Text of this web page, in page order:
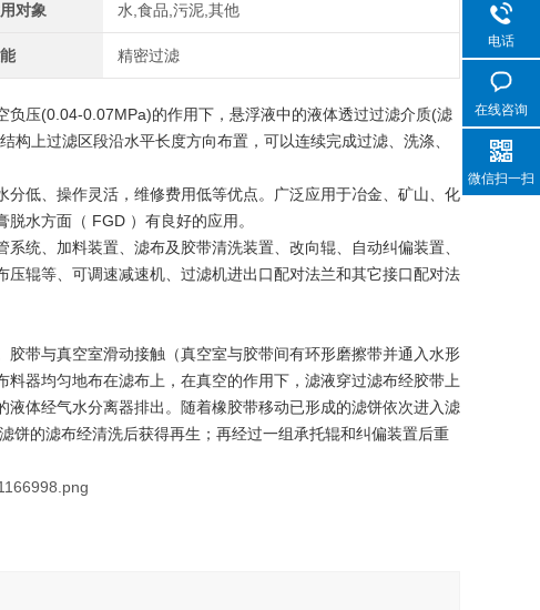
对象 水,食品,污泥,其他
精密过滤
压(0.04-0.07MPa)的作用下，悬浮液中的液体透过过滤介质(滤
上过滤区段沿水平长度方向布置，可以连续完成过滤、洗涤、
低、操作灵活，维修费用低等优点。广泛应用于冶金、矿山、化
水方面（ FGD ）有良好的应用。
、加料装置、滤布及胶带清洗装置、改向辊、自动纠偏装置、
辊等、可调速减速机、过滤机进出口配对法兰和其它接口配对法
带与真空室滑动接触（真空室与胶带间有环形磨擦带并通入水形
器均匀地布在滤布上，在真空的作用下，滤液穿过滤布经胶带上
体经气水分离器排出。随着橡胶带移动已形成的滤饼依次进入滤
饼的滤布经清洗后获得再生；再经过一组承托辊和纠偏装置后重
电话
在线咨询
微信扫一扫